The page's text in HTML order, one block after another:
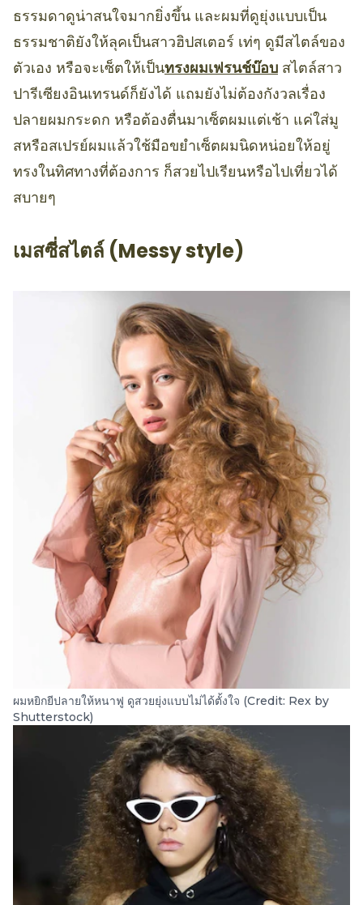
ธรรมดาดูน่าสนใจมากยิ่งขึ้น และผมที่ดูยุ่งแบบเป็น
ธรรมชาติยังให้ลุคเป็นสาวฮิปสเตอร์ เท่ๆ ดูมีสไตล์ของ
ตัวเอง หรือจะเซ็ตให้เป็นทรงผมเฟรนช์บ๊อบ สไตล์สาว
ปารีเซียงอินเทรนด์ก็ยังได้ แถมยังไม่ต้องกังวลเรื่อง
ปลายผมกระดก หรือต้องตื่นมาเซ็ตผมแต่เช้า แค่ใส่มู
สหรือสเปรย์ผมแล้วใช้มือขยำเซ็ตผมนิดหน่อยให้อยู่
ทรงในทิศทางที่ต้องการ ก็สวยไปเรียนหรือไปเที่ยวได้
สบายๆ
เมสซี่สไตล์ (Messy style)
ผมหยิกยีปลายให้หนาฟู ดูสวยยุ่งแบบไม่ได้ตั้งใจ (Credit: Rex by
Shutterstock)